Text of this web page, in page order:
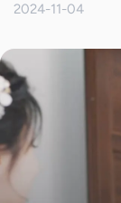
2024-11-04